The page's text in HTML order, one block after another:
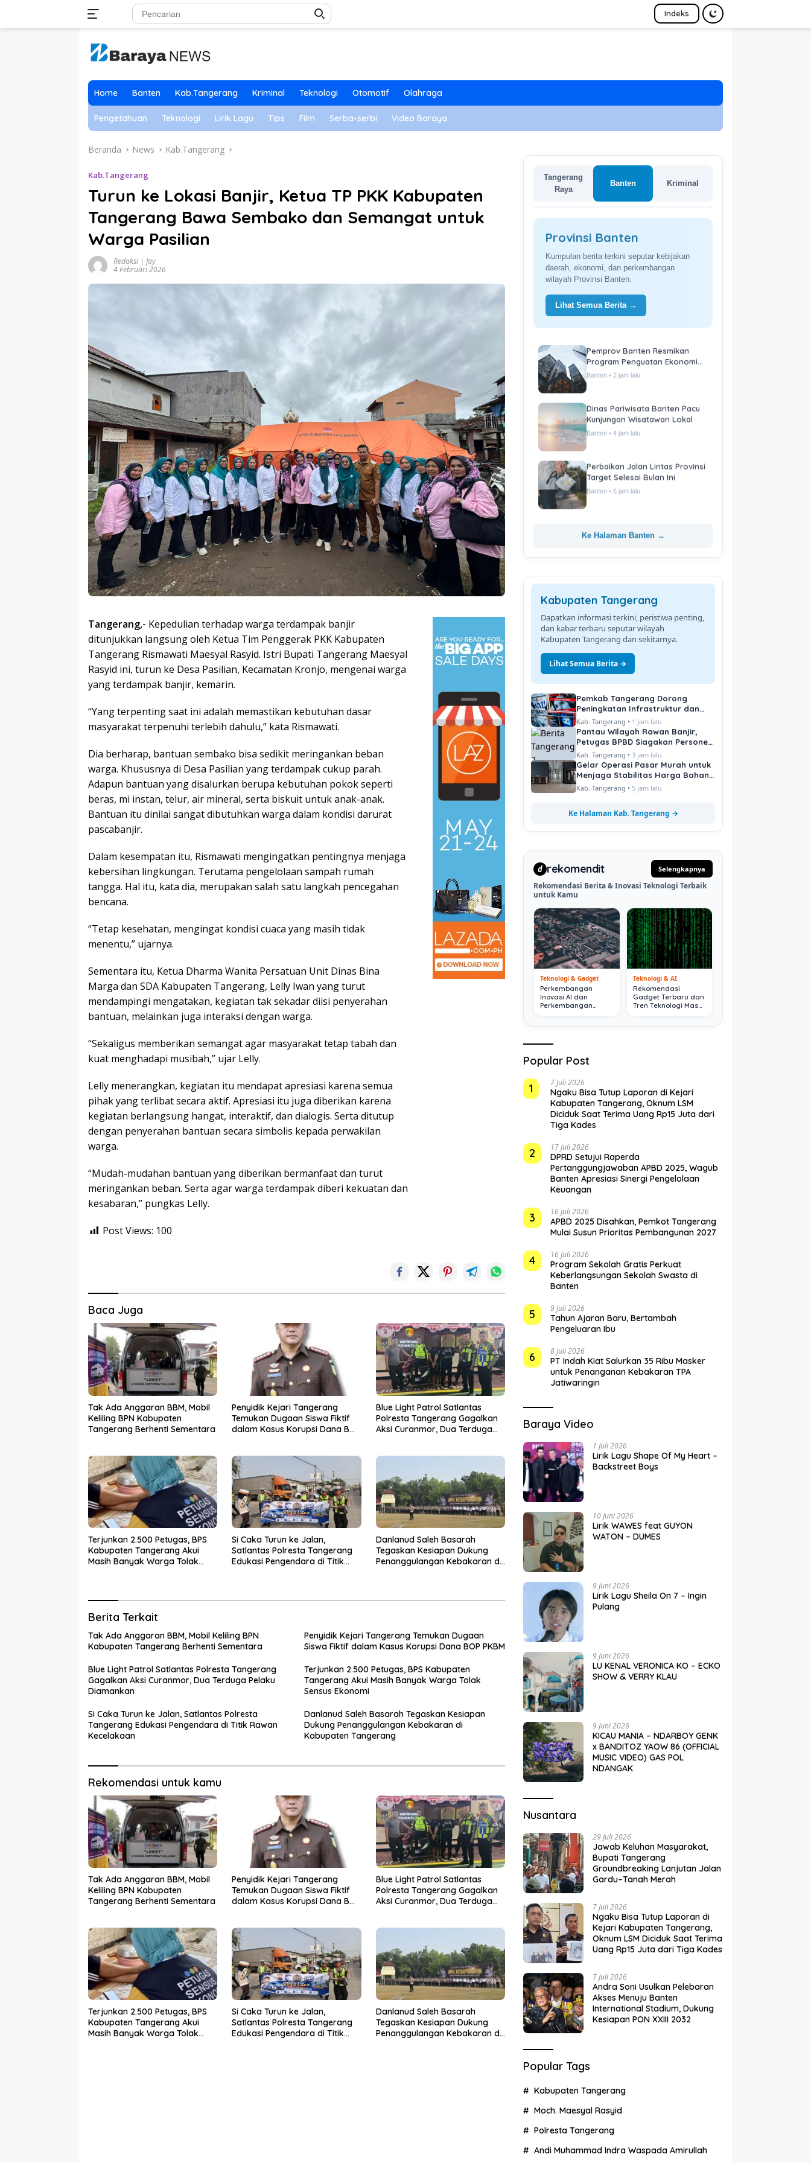
Indeks
Home Banten Kab.Tangerang Kriminal Teknologi Otomotif Olahraga
Pengetahuan Teknologi Lirik Lagu Tips Film Serba-serbi Video Baraya
Beranda News Kab.Tangerang
Kab.Tangerang
Turun ke Lokasi Banjir, Ketua TP PKK Kabupaten
Tangerang Bawa Sembako dan Semangat untuk
Warga Pasilian
Redaksi | Jay
4 Februari 2026
Tangerang,- Kepedulian terhadap warga terdampak banjir
ditunjukkan langsung oleh Ketua Tim Penggerak PKK Kabupaten
Tangerang Rismawati Maesyal Rasyid. Istri Bupati Tangerang Maesyal
Rasyid ini, turun ke Desa Pasilian, Kecamatan Kronjo, mengenai warga
yang terdampak banjir, kemarin.
“Yang terpenting saat ini adalah memastikan kebutuhan dasar
masyarakat terpenuhi terlebih dahulu,” kata Rismawati.
Dia berharap, bantuan sembako bisa sedikit meringankan beban
warga. Khususnya di Desa Pasilian yang terdampak cukup parah.
Adapun bantuan yang disalurkan berupa kebutuhan pokok seperti
beras, mi instan, telur, air mineral, serta biskuit untuk anak-anak.
Bantuan itu dinilai sangat dibutuhkan warga dalam kondisi darurat
pascabanjir.
Dalam kesempatan itu, Rismawati mengingatkan pentingnya menjaga
kebersihan lingkungan. Terutama pengelolaan sampah rumah
tangga. Hal itu, kata dia, merupakan salah satu langkah pencegahan
bencana.
“Tetap kesehatan, mengingat kondisi cuaca yang masih tidak
menentu,” ujarnya.
Sementara itu, Ketua Dharma Wanita Persatuan Unit Dinas Bina
Marga dan SDA Kabupaten Tangerang, Lelly Iwan yang turut
mendampingi mengatakan, kegiatan tak sekadar diisi penyerahan
bantuan, melainkan juga interaksi dengan warga.
“Sekaligus memberikan semangat agar masyarakat tetap tabah dan
kuat menghadapi musibah,” ujar Lelly.
Lelly menerangkan, kegiatan itu mendapat apresiasi karena semua
pihak yang terlibat secara aktif. Apresiasi itu juga diberikan karena
kegiatan berlangsung hangat, interaktif, dan dialogis. Serta ditutup
dengan penyerahan bantuan secara simbolis kepada perwakilan
warga.
“Mudah-mudahan bantuan yang diberikan bermanfaat dan turut
meringankan beban. Serta agar warga terdampak diberi kekuatan dan
kesabaran,” pungkas Lelly.
Post Views: 100
Baca Juga
Tak Ada Anggaran BBM, Mobil
Keliling BPN Kabupaten
Tangerang Berhenti Sementara
Penyidik Kejari Tangerang
Temukan Dugaan Siswa Fiktif
dalam Kasus Korupsi Dana BOP
Blue Light Patrol Satlantas
Polresta Tangerang Gagalkan
Aksi Curanmor, Dua Terduga
Terjunkan 2.500 Petugas, BPS
Kabupaten Tangerang Akui
Masih Banyak Warga Tolak
Si Caka Turun ke Jalan,
Satlantas Polresta Tangerang
Edukasi Pengendara di Titik
Danlanud Saleh Basarah
Tegaskan Kesiapan Dukung
Penanggulangan Kebakaran di
Berita Terkait
Tak Ada Anggaran BBM, Mobil Keliling BPN
Kabupaten Tangerang Berhenti Sementara
Penyidik Kejari Tangerang Temukan Dugaan
Siswa Fiktif dalam Kasus Korupsi Dana BOP PKBM
Blue Light Patrol Satlantas Polresta Tangerang
Gagalkan Aksi Curanmor, Dua Terduga Pelaku
Diamankan
Terjunkan 2.500 Petugas, BPS Kabupaten
Tangerang Akui Masih Banyak Warga Tolak
Sensus Ekonomi
Si Caka Turun ke Jalan, Satlantas Polresta
Tangerang Edukasi Pengendara di Titik Rawan
Kecelakaan
Danlanud Saleh Basarah Tegaskan Kesiapan
Dukung Penanggulangan Kebakaran di
Kabupaten Tangerang
Rekomendasi untuk kamu
Tak Ada Anggaran BBM, Mobil
Keliling BPN Kabupaten
Tangerang Berhenti Sementara
Penyidik Kejari Tangerang
Temukan Dugaan Siswa Fiktif
dalam Kasus Korupsi Dana BOP
Blue Light Patrol Satlantas
Polresta Tangerang Gagalkan
Aksi Curanmor, Dua Terduga
Terjunkan 2.500 Petugas, BPS
Kabupaten Tangerang Akui
Masih Banyak Warga Tolak
Si Caka Turun ke Jalan,
Satlantas Polresta Tangerang
Edukasi Pengendara di Titik
Danlanud Saleh Basarah
Tegaskan Kesiapan Dukung
Penanggulangan Kebakaran di
Tangerang
Raya
Banten Kriminal
Provinsi Banten
Kumpulan berita terkini seputar kebijakan
daerah, ekonomi, dan perkembangan
wilayah Provinsi Banten.
Lihat Semua Berita →
Pemprov Banten Resmikan
Program Penguatan Ekonomi
Daerah
Banten • 2 jam lalu
Dinas Pariwisata Banten Pacu
Kunjungan Wisatawan Lokal
Banten • 4 jam lalu
Perbaikan Jalan Lintas Provinsi
Target Selesai Bulan Ini
Banten • 6 jam lalu
Ke Halaman Banten →
Kabupaten Tangerang
Dapatkan informasi terkini, peristiwa penting,
dan kabar terbaru seputar wilayah
Kabupaten Tangerang dan sekitarnya.
Lihat Semua Berita →
Pemkab Tangerang Dorong
Peningkatan Infrastruktur dan
Pelayanan Publik
Kab. Tangerang • 1 jam lalu
Pantau Wilayah Rawan Banjir,
Petugas BPBD Siagakan Personel
di Titik Kritis
Kab. Tangerang •3 jam lalu
Gelar Operasi Pasar Murah untuk
Menjaga Stabilitas Harga Bahan
Pokok
Kab. Tangerang • 5 jam lalu
Ke Halaman Kab. Tangerang →
d rekomendit Selengkapnya
Rekomendasi Berita & Inovasi Teknologi Terbaik
untuk Kamu
Teknologi & Gadget
Perkembangan
Inovasi AI dan
Perkembangan
Teknologi & AI
Rekomendasi
Gadget Terbaru dan
Tren Teknologi Masa
Popular Post
1
7 Juli 2026
Ngaku Bisa Tutup Laporan di Kejari
Kabupaten Tangerang, Oknum LSM
Diciduk Saat Terima Uang Rp15 Juta dari
Tiga Kades
2 17 Juli 2026
DPRD Setujui Raperda
Pertanggungjawaban APBD 2025, Wagub
Banten Apresiasi Sinergi Pengelolaan
Keuangan
3 16 Juli 2026
APBD 2025 Disahkan, Pemkot Tangerang
Mulai Susun Prioritas Pembangunan 2027
4 16 Juli 2026
Program Sekolah Gratis Perkuat
Keberlangsungan Sekolah Swasta di
Banten
5 9 Juli 2026
Tahun Ajaran Baru, Bertambah
Pengeluaran Ibu
6 8 Juli 2026
PT Indah Kiat Salurkan 35 Ribu Masker
untuk Penanganan Kebakaran TPA
Jatiwaringin
Baraya Video
1 Juli 2026
Lirik Lagu Shape Of My Heart –
Backstreet Boys
10 Juni 2026
Lirik WAWES feat GUYON
WATON – DUMES
9 Juni 2026
Lirik Lagu Sheila On 7 – Ingin
Pulang
9 Juni 2026
LU KENAL VERONICA KO – ECKO
SHOW & VERRY KLAU
9 Juni 2026
KICAU MANIA – NDARBOY GENK
x BANDITOZ YAOW 86 (OFFICIAL
MUSIC VIDEO) GAS POL
NDANGAK
Nusantara
29 Juli 2026
Jawab Keluhan Masyarakat,
Bupati Tangerang
Groundbreaking Lanjutan Jalan
Gardu–Tanah Merah
7 Juli 2026
Ngaku Bisa Tutup Laporan di
Kejari Kabupaten Tangerang,
Oknum LSM Diciduk Saat Terima
Uang Rp15 Juta dari Tiga Kades
7 Juli 2026
Andra Soni Usulkan Pelebaran
Akses Menuju Banten
International Stadium, Dukung
Kesiapan PON XXIII 2032
Popular Tags
Kabupaten Tangerang
Moch. Maesyal Rasyid
Polresta Tangerang
Andi Muhammad Indra Waspada Amirullah